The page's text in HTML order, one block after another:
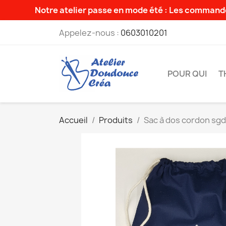
Notre atelier passe en mode été : Les
Appelez-nous : 0603010201
POUR QUI
Accueil Produits Sac à dos cordon